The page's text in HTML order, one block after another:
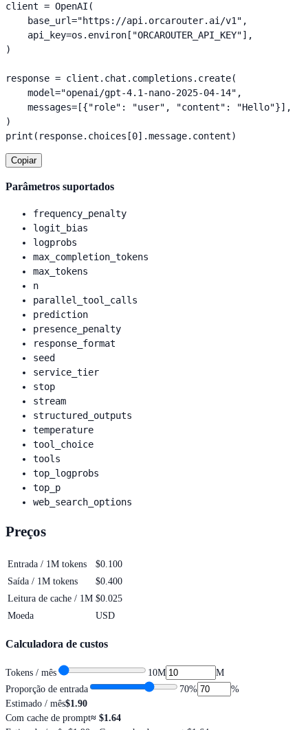
client = OpenAI(
    base_url="https://api.orcarouter.ai/v1",
    api_key=os.environ["ORCAROUTER_API_KEY"],
)
response = client.chat.completions.create(
    model="openai/gpt-4.1-nano-2025-04-14",
    messages=[{"role": "user", "content": "Hello"}],
)
print(response.choices[0].message.content)
Copiar
Parâmetros suportados
frequency_penalty
logit_bias
logprobs
max_completion_tokens
max_tokens
n
parallel_tool_calls
prediction
presence_penalty
response_format
seed
service_tier
stop
stream
structured_outputs
temperature
tool_choice
tools
top_logprobs
top_p
web_search_options
Preços
Entrada / 1M tokens
$0.100
Saída / 1M tokens
$0.400
Leitura de cache / 1M $0.025
Moeda
USD
Calculadora de custos
Tokens / mês 10M
M
Proporção de entrada
70%
%
Estimado / mês$1.90
Com cache de prompt≈ $1.64